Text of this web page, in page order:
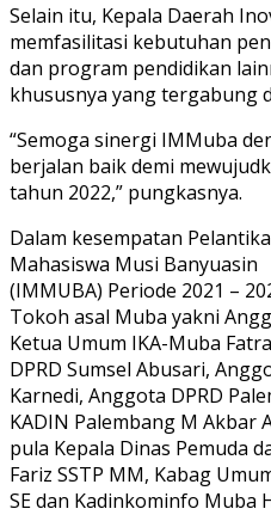
Selain itu, Kepala Daerah
memfasilitasi kebutuhan
dan program pendidikan
khususnya yang tergabung
“Semoga sinergi IMMuba
berjalan baik demi
tahun 2022,” pungkasnya.
Dalam kesempatan
Mahasiswa Musi Banyuasin
(IMMUBA) Periode 2021 –
Tokoh asal Muba yakni
Ketua Umum IKA-Muba
DPRD Sumsel Abusari,
Karnedi, Anggota DPRD
KADIN Palembang M Akbar
pula Kepala Dinas Pemuda
Fariz SSTP MM, Kabag
SE dan Kadinkominfo Muba